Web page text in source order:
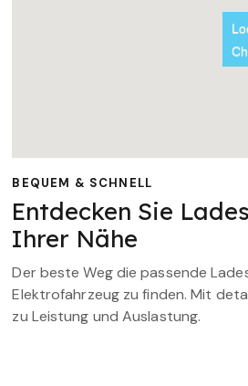
BEQUEM & SCHNELL
Entdecken Sie
Ihrer Nähe
Der beste Weg die passende
Elektrofahrzeug zu finden. Mit
zu Leistung und Auslastung.